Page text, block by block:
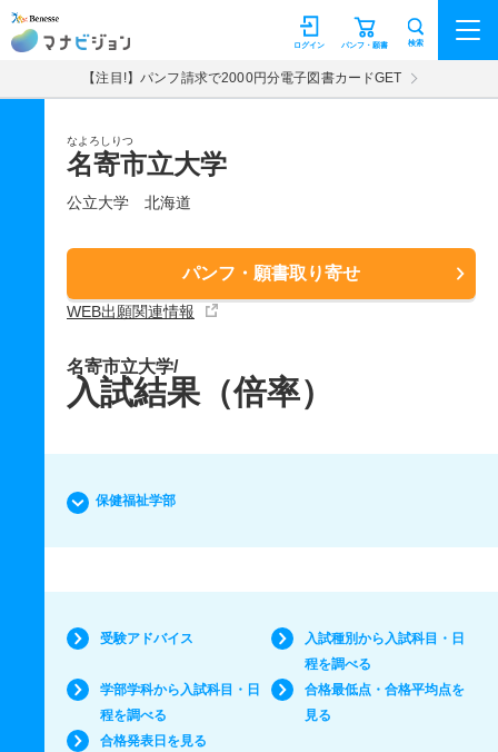
マナビジョン パンフ・願書
ログイン 検索
【注目!】パンフ請求で2000円分電子図書カードGET
なよろしりつ
名寄市立大学
公立大学 北海道
パンフ・願書取り寄せ
WEB出願関連情報
名寄市立大学/
入試結果（倍率）
保健福祉学部
受験アドバイス
入試種別から入試科目・日
程を調べる
学部学科から入試科目・日
程を調べる
合格最低点・合格平均点を
見る
合格発表日を見る